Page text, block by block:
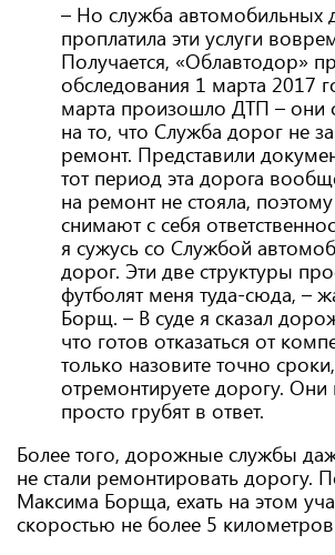
– Но служба автомобильных
проплатила эти услуги
Получается, «Облавтодор»
обследования 1 марта 2017
марта произошло ДТП – они
на то, что Служба дорог не
ремонт. Представили
тот период эта дорога
на ремонт не стояла,
снимают с себя
я сужусь со Службой
дорог. Эти две структуры
футболят меня туда-сюда, –
Борщ. – В суде я сказал
что готов отказаться от
только назовите точно
отремонтируете дорогу.
просто грубят в ответ.
Более того, дорожные службы
не стали ремонтировать дорогу.
Максима Борща, ехать на этом
скоростью не более 5